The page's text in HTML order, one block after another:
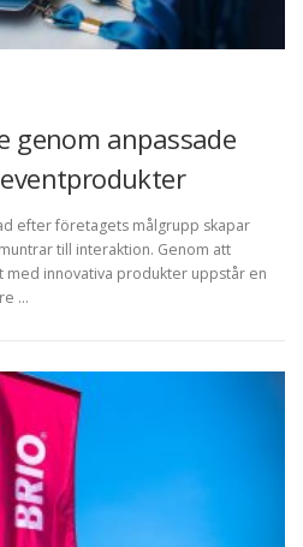
genom anpassade
efter företagets målgrupp skapar
till interaktion. Genom att
innovativa produkter uppstår en
…